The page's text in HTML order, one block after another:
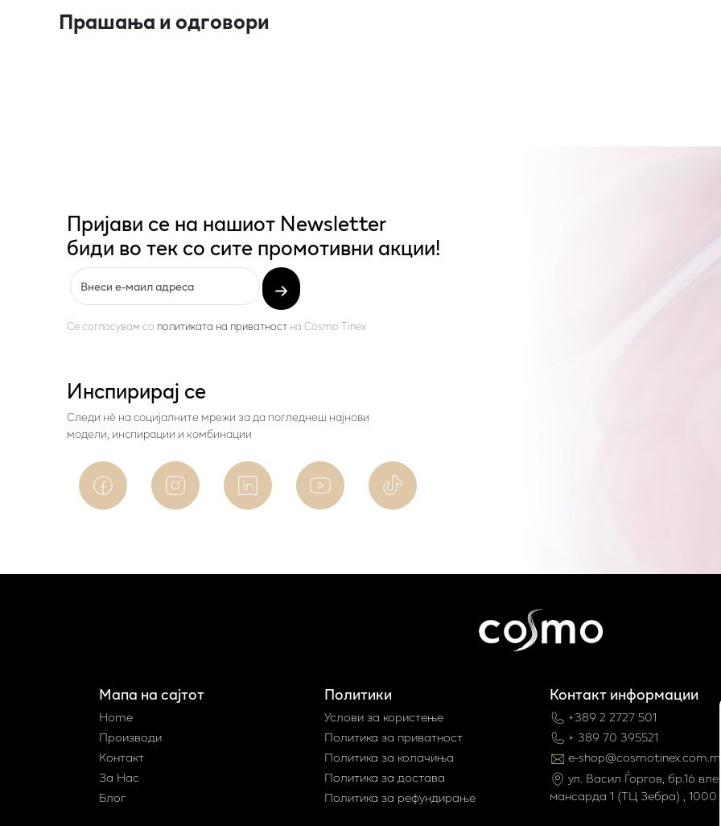
Прашања и одговори
Пријави се на нашиот Newsletter
биди во тек со сите промотивни акции!
Се согласувам со политиката на приватност на Cosmo Tinex
Инспирирај се
Следи нѐ на социјалните мрежи за да погледнеш најнови
модели, инспирации и комбинации
Мапа на сајтот
Home
Производи
Контакт
За Нас
Блог
Политики
Услови за користење
Политика за приватност
Политика за колачиња
Политика за достава
Политика за рефундирање
Контакт информации
+389 2 2727 501
+ 389 70 395521
e-shop@cosmotinex.com.mk
ул. Васил Ѓоргов, бр.16 влез
мaнсарда 1 (ТЦ Зебра) , 1000